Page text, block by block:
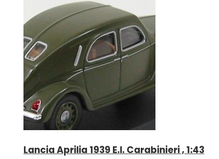
Lancia Aprilia 1939 E.I. Carabinieri , 1:43